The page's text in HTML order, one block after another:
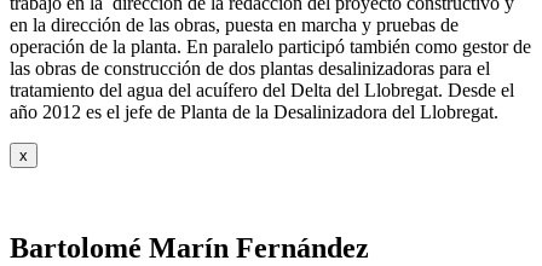
en la dirección de las obras, puesta en marcha y pruebas de
operación de la planta. En paralelo participó también como gestor de
las obras de construcción de dos plantas desalinizadoras para el
tratamiento del agua del acuífero del Delta del Llobregat. Desde el
año 2012 es el jefe de Planta de la Desalinizadora del Llobregat.
x
Bartolomé Marín Fernández